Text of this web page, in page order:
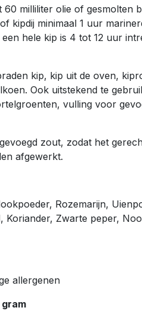
milliliter olie of gesmolten
kipdij minimaal 1 uur
hele kip is 4 tot 12 uur
kip, kip uit de oven,
Ook uitstekend te
vulling voor
zout, zodat het
afgewerkt.
Rozemarijn,
Koriander, Zwarte peper,
allergenen